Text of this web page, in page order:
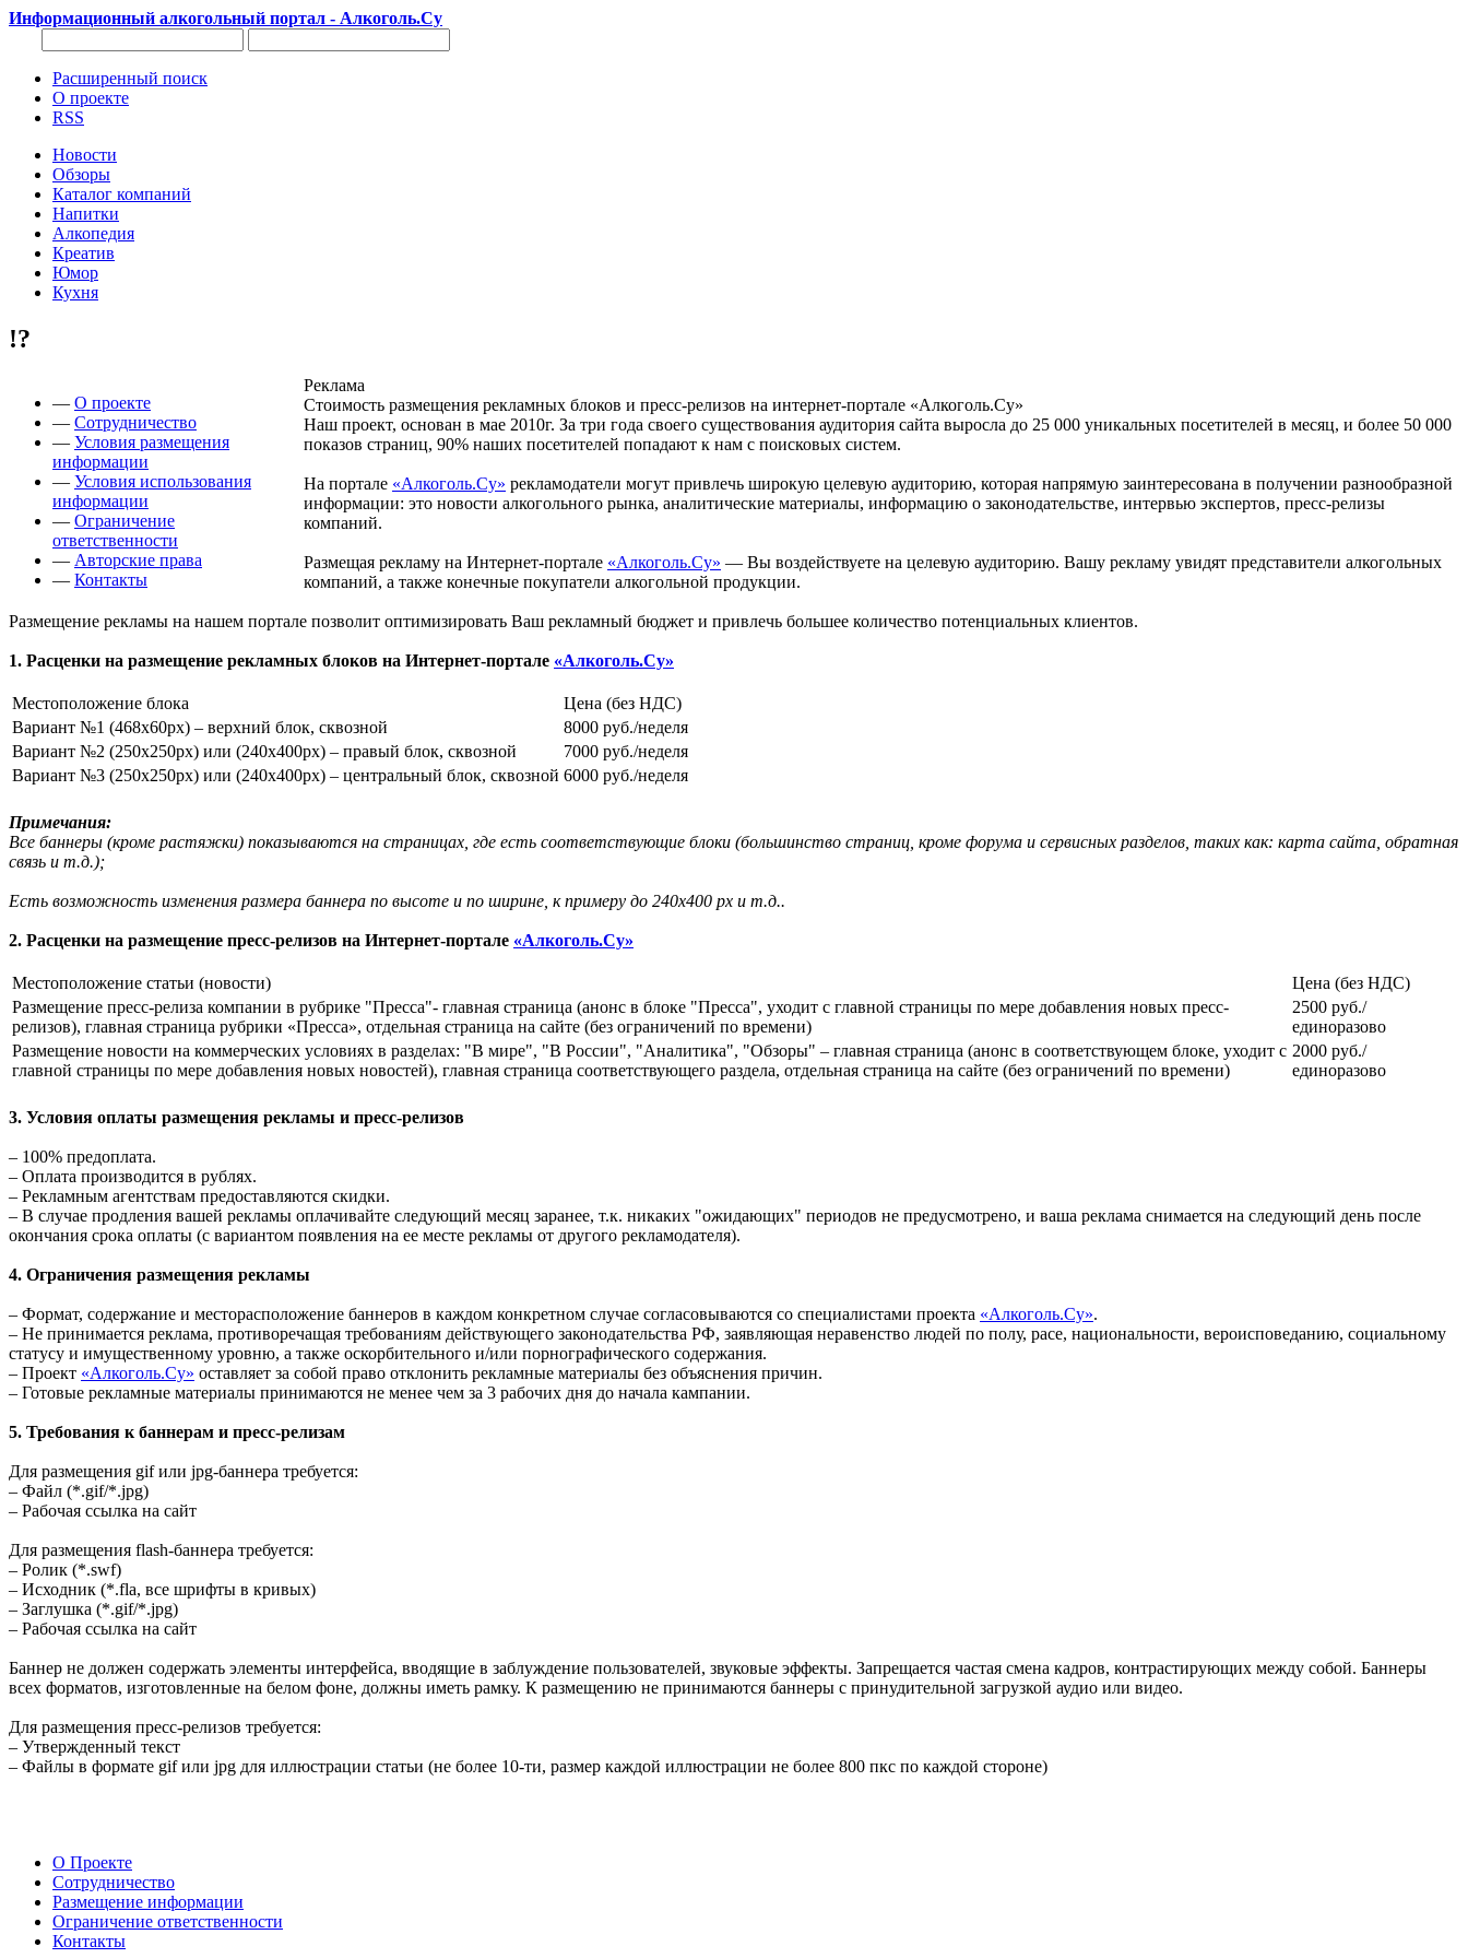
Информационный алкогольный портал - Алкоголь.Су
Расширенный поиск
О проекте
RSS
Новости
Обзоры
Каталог компаний
Напитки
Алкопедия
Креатив
Юмор
Кухня
!?
— О проекте
— Сотрудничество
— Условия размещения
информации
— Условия использования
информации
— Ограничение
ответственности
— Авторские права
— Контакты
Реклама
Стоимость размещения рекламных блоков и пресс-релизов на интернет-портале «Алкоголь.Су»
Наш проект, основан в мае 2010г. За три года своего существования аудитория сайта выросла до 25 000 уникальных посетителей в месяц, и более 50 000
показов страниц, 90% наших посетителей попадают к нам с поисковых систем.
На портале «Алкоголь.Су» рекламодатели могут привлечь широкую целевую аудиторию, которая напрямую заинтересована в получении разнообразной
информации: это новости алкогольного рынка, аналитические материалы, информацию о законодательстве, интервью экспертов, пресс-релизы
компаний.
Размещая рекламу на Интернет-портале «Алкоголь.Су» — Вы воздействуете на целевую аудиторию. Вашу рекламу увидят представители алкогольных
компаний, а также конечные покупатели алкогольной продукции.
Размещение рекламы на нашем портале позволит оптимизировать Ваш рекламный бюджет и привлечь большее количество потенциальных клиентов.
1. Расценки на размещение рекламных блоков на Интернет-портале «Алкоголь.Су»
Местоположение блока
Цена (без НДС)
Вариант №1 (468x60px) – верхний блок, сквозной
8000 руб./неделя
Вариант №2 (250x250px) или (240x400px) – правый блок, сквозной
7000 руб./неделя
Вариант №3 (250x250px) или (240x400px) – центральный блок, сквозной 6000 руб./неделя
Примечания:
Все баннеры (кроме растяжки) показываются на страницах, где есть соответствующие блоки (большинство страниц, кроме форума и сервисных разделов, таких как: карта сайта, обратная
связь и т.д.);
Есть возможность изменения размера баннера по высоте и по ширине, к примеру до 240x400 px и т.д..
2. Расценки на размещение пресс-релизов на Интернет-портале «Алкоголь.Су»
Местоположение статьи (новости)
Цена (без НДС)
Размещение пресс-релиза компании в рубрике "Пресса"- главная страница (анонс в блоке "Пресса", уходит с главной страницы по мере добавления новых пресс-
релизов), главная страница рубрики «Пресса», отдельная страница на сайте (без ограничений по времени)
2500 руб./
единоразово
Размещение новости на коммерческих условиях в разделах: "В мире", "В России", "Аналитика", "Обзоры" – главная страница (анонс в соответствующем блоке, уходит с
главной страницы по мере добавления новых новостей), главная страница соответствующего раздела, отдельная страница на сайте (без ограничений по времени)
2000 руб./
единоразово
3. Условия оплаты размещения рекламы и пресс-релизов
– 100% предоплата.
– Оплата производится в рублях.
– Рекламным агентствам предоставляются скидки.
– В случае продления вашей рекламы оплачивайте следующий месяц заранее, т.к. никаких "ожидающих" периодов не предусмотрено, и ваша реклама снимается на следующий день после
окончания срока оплаты (с вариантом появления на ее месте рекламы от другого рекламодателя).
4. Ограничения размещения рекламы
– Формат, содержание и месторасположение баннеров в каждом конкретном случае согласовываются со специалистами проекта «Алкоголь.Су».
– Не принимается реклама, противоречащая требованиям действующего законодательства РФ, заявляющая неравенство людей по полу, расе, национальности, вероисповеданию, социальному
статусу и имущественному уровню, а также оскорбительного и/или порнографического содержания.
– Проект «Алкоголь.Су» оставляет за собой право отклонить рекламные материалы без объяснения причин.
– Готовые рекламные материалы принимаются не менее чем за 3 рабочих дня до начала кампании.
5. Требования к баннерам и пресс-релизам
Для размещения gif или jpg-баннера требуется:
– Файл (*.gif/*.jpg)
– Рабочая ссылка на сайт
Для размещения flash-баннера требуется:
– Ролик (*.swf)
– Исходник (*.fla, все шрифты в кривых)
– Заглушка (*.gif/*.jpg)
– Рабочая ссылка на сайт
Баннер не должен содержать элементы интерфейса, вводящие в заблуждение пользователей, звуковые эффекты. Запрещается частая смена кадров, контрастирующих между собой. Баннеры
всех форматов, изготовленные на белом фоне, должны иметь рамку. К размещению не принимаются баннеры с принудительной загрузкой аудио или видео.
Для размещения пресс-релизов требуется:
– Утвержденный текст
– Файлы в формате gif или jpg для иллюстрации статьи (не более 10-ти, размер каждой иллюстрации не более 800 пкс по каждой стороне)
О Проекте
Сотрудничество
Размещение информации
Ограничение ответственности
Контакты